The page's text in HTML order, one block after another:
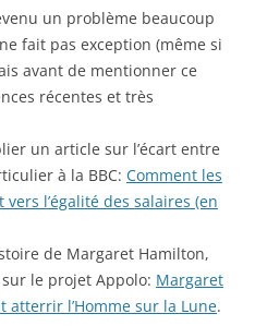
un problème beaucoup
fait pas exception (même si
avant de mentionner ce
récentes et très
un article sur l’écart entre
à la BBC: Comment les
l’égalité des salaires (en
de Margaret Hamilton,
le projet Appolo: Margaret
l’Homme sur la Lune.